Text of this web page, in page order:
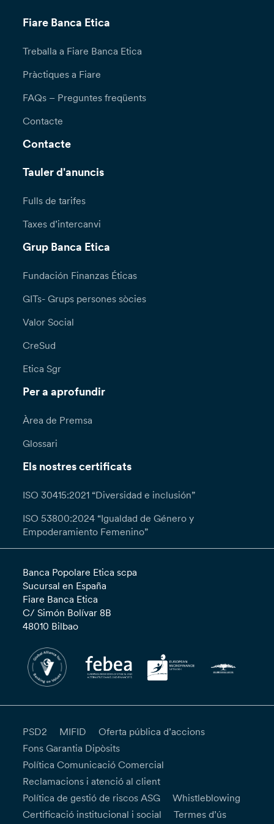
Fiare Banca Etica
Treballa a Fiare Banca Etica
Pràctiques a Fiare
FAQs – Preguntes freqüents
Contacte
Contacte
Tauler d'anuncis
Fulls de tarifes
Taxes d’intercanvi
Grup Banca Etica
Fundación Finanzas Éticas
GITs- Grups persones sòcies
Valor Social
CreSud
Etica Sgr
Per a aprofundir
Àrea de Premsa
Glossari
Els nostres certificats
ISO 30415:2021 “Diversidad e inclusión”
ISO 53800:2024 “Igualdad de Género y
Empoderamiento Femenino”
Banca Popolare Etica scpa
Sucursal en España
Fiare Banca Etica
C/ Simón Bolívar 8B
48010 Bilbao
PSD2 MIFID
Oferta pública d’accions
Fons Garantia Dipòsits
Política Comunicació Comercial
Reclamacions i atenció al client
Política de gestió de riscos ASG
Whistleblowing
Certificació institucional i social
Termes d’ús